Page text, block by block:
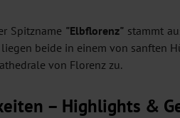
Spitzname "Elbflorenz" stammt
beide in einem von
von Florenz zu.
– Highlights &